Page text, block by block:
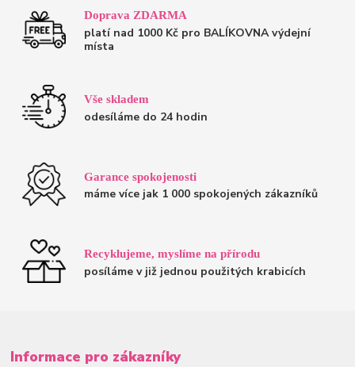
Doprava ZDARMA
platí nad 1000 Kč pro BALÍKOVNA výdejní
místa
Vše skladem
odesíláme do 24 hodin
Garance spokojenosti
máme více jak 1 000 spokojených zákazníků
Recyklujeme, myslíme na přírodu
posíláme v již jednou použitých krabicích
Informace pro zákazníky